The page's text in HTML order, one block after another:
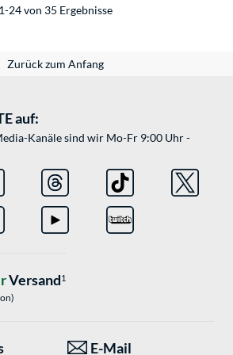
1-24 von 35 Ergebnisse
Zurück zum Anfang
auf:
Kanäle sind wir Mo-Fr 9:00 Uhr -
Versand1
E-Mail